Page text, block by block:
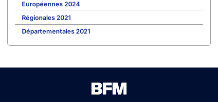
Européennes 2024
Régionales 2021
Départementales 2021